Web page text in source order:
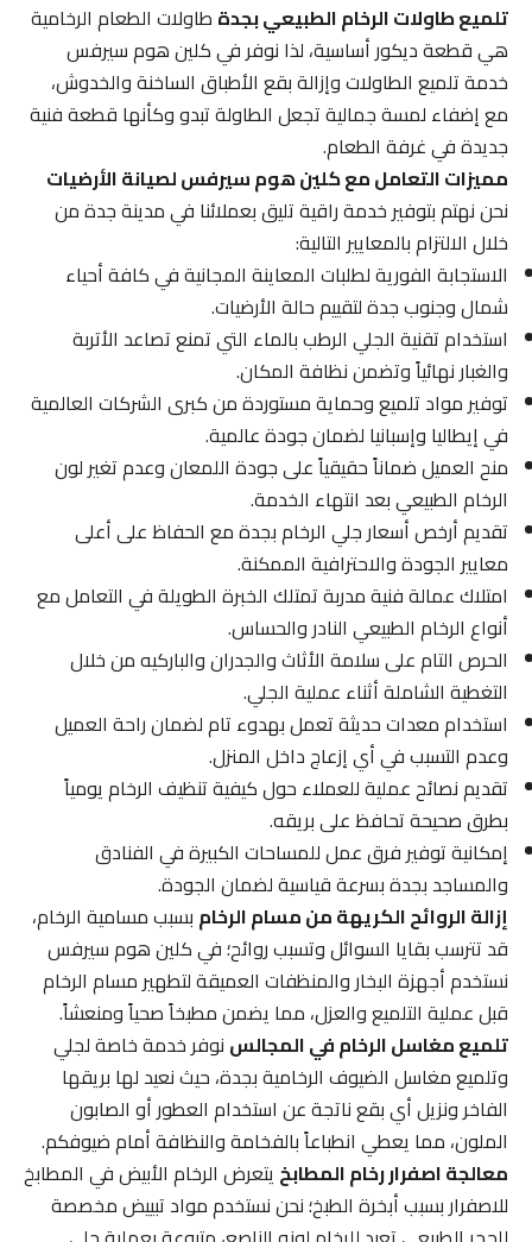
تلميع طاولات الرخام الطبيعي بجدةطاولات الطعام الرخامية
هي قطعة ديكور أساسية، لذا نوفر في كلين هوم سيرفس
خدمة تلميع الطاولات وإزالة بقع الأطباق الساخنة والخدوش،
مع إضفاء لمسة جمالية تجعل الطاولة تبدو وكأنها قطعة فنية
جديدة في غرفة الطعام.
مميزات التعامل مع كلين هوم سيرفس لصيانة الأرضيات
نحن نهتم بتوفير خدمة راقية تليق بعملائنا في مدينة جدة من
خلال الالتزام بالمعايير التالية:
الاستجابة الفورية لطلبات المعاينة المجانية في كافة أحياء
شمال وجنوب جدة لتقييم حالة الأرضيات.
استخدام تقنية الجلي الرطب بالماء التي تمنع تصاعد الأتربة
والغبار نهائياً وتضمن نظافة المكان.
توفير مواد تلميع وحماية مستوردة من كبرى الشركات العالمية
في إيطاليا وإسبانيا لضمان جودة عالمية.
منح العميل ضماناً حقيقياً على جودة اللمعان وعدم تغير لون
الرخام الطبيعي بعد انتهاء الخدمة.
تقديم أرخص أسعار جلي الرخام بجدة مع الحفاظ على أعلى
معايير الجودة والاحترافية الممكنة.
امتلاك عمالة فنية مدربة تمتلك الخبرة الطويلة في التعامل مع
أنواع الرخام الطبيعي النادر والحساس.
الحرص التام على سلامة الأثاث والجدران والباركيه من خلال
التغطية الشاملة أثناء عملية الجلي.
استخدام معدات حديثة تعمل بهدوء تام لضمان راحة العميل
وعدم التسبب في أي إزعاج داخل المنزل.
تقديم نصائح عملية للعملاء حول كيفية تنظيف الرخام يومياً
بطرق صحيحة تحافظ على بريقه.
إمكانية توفير فرق عمل للمساحات الكبيرة في الفنادق
والمساجد بجدة بسرعة قياسية لضمان الجودة.
إزالة الروائح الكريهة من مسام الرخامبسبب مسامية الرخام،
قد تترسب بقايا السوائل وتسبب روائح؛ في كلين هوم سيرفس
نستخدم أجهزة البخار والمنظفات العميقة لتطهير مسام الرخام
قبل عملية التلميع والعزل، مما يضمن مطبخاً صحياً ومنعشاً.
تلميع مغاسل الرخام في المجالسنوفر خدمة خاصة لجلي
وتلميع مغاسل الضيوف الرخامية بجدة، حيث نعيد لها بريقها
الفاخر ونزيل أي بقع ناتجة عن استخدام العطور أو الصابون
الملون، مما يعطي انطباعاً بالفخامة والنظافة أمام ضيوفكم.
معالجة اصفرار رخام المطابخيتعرض الرخام الأبيض في المطابخ
للاصفرار بسبب أبخرة الطبخ؛ نحن نستخدم مواد تبييض مخصصة